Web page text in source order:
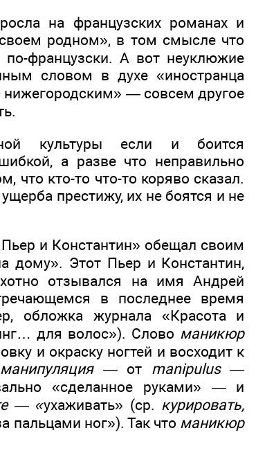
на французских романах и
родном», в том смысле что
французски. А вот неуклюжие
словом в духе «иностранца
нижегородским» — совсем другое
культуры если и боится
а разве что неправильно
что кто-то что-то коряво сказал.
престижу, их не боятся и не
и Константин» обещал своим
дому». Этот Пьер и Константин,
отзывался на имя Андрей
в последнее время
обложка журнала «Красота и
для волос»). Слово маникюр
и окраску ногтей и восходит к
манипуляция — от manipulus —
«сделанное руками» — и
— «ухаживать» (ср. курировать,
пальцами ног»). Так что маникюр